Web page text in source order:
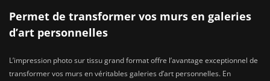
Permet de transformer vos murs en galeries
d’art personnelles
L’impression photo sur tissu grand format offre l’avantage exceptionnel de
transformer vos murs en véritables galeries d’art personnelles. En